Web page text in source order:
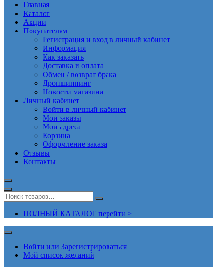
Главная
Каталог
Акции
Покупателям
Регистрация и вход в личный кабинет
Информация
Как заказать
Доставка и оплата
Обмен / возврат брака
Дропшиппинг
Новости магазина
Личный кабинет
Войти в личный кабинет
Мои заказы
Мои адреса
Корзина
Оформление заказа
Отзывы
Контакты
ПОЛНЫЙ КАТАЛОГ перейти >
Войти или Зарегистрироваться
Мой список желаний